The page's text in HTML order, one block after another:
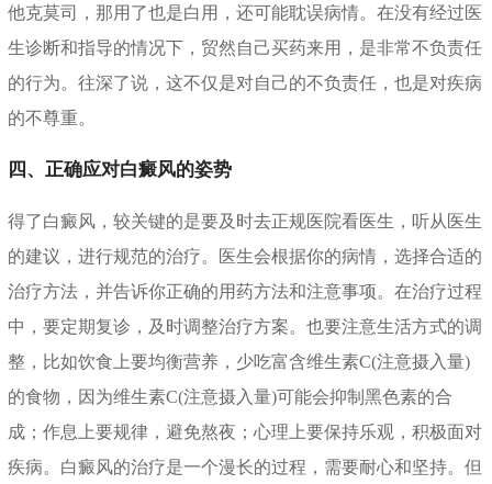
他克莫司，那用了也是白用，还可能耽误病情。在没有经过医
生诊断和指导的情况下，贸然自己买药来用，是非常不负责任
的行为。往深了说，这不仅是对自己的不负责任，也是对疾病
的不尊重。
四、正确应对白癜风的姿势
得了白癜风，较关键的是要及时去正规医院看医生，听从医生
的建议，进行规范的治疗。医生会根据你的病情，选择合适的
治疗方法，并告诉你正确的用药方法和注意事项。在治疗过程
中，要定期复诊，及时调整治疗方案。也要注意生活方式的调
整，比如饮食上要均衡营养，少吃富含维生素C(注意摄入量)
的食物，因为维生素C(注意摄入量)可能会抑制黑色素的合
成；作息上要规律，避免熬夜；心理上要保持乐观，积极面对
疾病。白癜风的治疗是一个漫长的过程，需要耐心和坚持。但